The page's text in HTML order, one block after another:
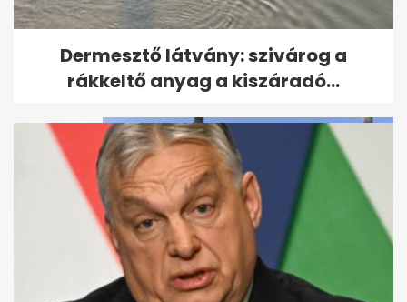
Dermesztő látvány: szivárog a
rákkeltő anyag a kiszáradó...
Dermesztő látvány: szivárog a
rákkeltő anyag a kiszáradó...